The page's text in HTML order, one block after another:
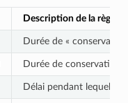
Description de la règle
Durée de «
Durée de conservation
Délai pendant lequel la